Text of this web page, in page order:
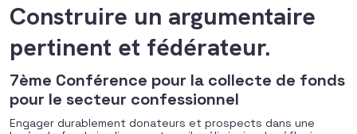
Construire un argumentaire
pertinent et fédérateur.
7ème Conférence pour la collecte de fonds
pour le secteur confessionnel
Engager durablement donateurs et prospects dans une